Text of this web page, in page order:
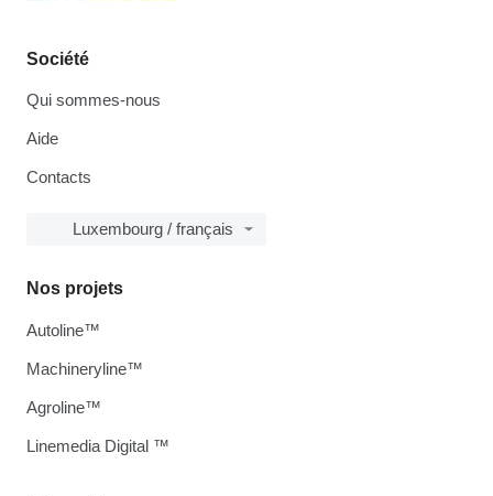
Société
Qui sommes-nous
Aide
Contacts
Luxembourg / français
Nos projets
Autoline™
Machineryline™
Agroline™
Linemedia Digital ™